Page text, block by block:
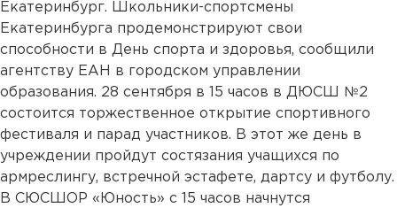
Екатеринбург. Школьники-спортсмены
Екатеринбурга продемонстрируют свои
способности в День спорта и здоровья, сообщили
агентству ЕАН в городском управлении
образования. 28 сентября в 15 часов в ДЮСШ №2
состоится торжественное открытие спортивного
фестиваля и парад участников. В этот же день в
учреждении пройдут состязания учащихся по
армреслингу, встречной эстафете, дартсу и футболу.
В СЮСШОР «Юность» с 15 часов начнутся